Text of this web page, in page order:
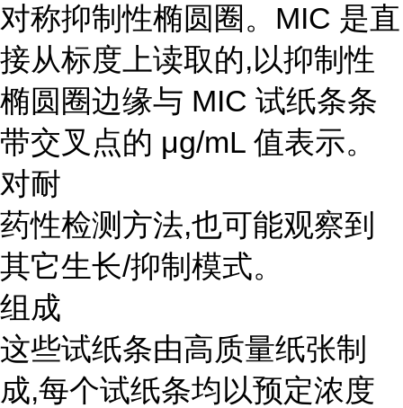
对称抑制性椭圆圈。MIC 是直
接从标度上读取的,以抑制性
椭圆圈边缘与 MIC 试纸条条
带交叉点的 μg/mL 值表示。
对耐
药性检测方法,也可能观察到
其它生长/抑制模式。
组成
这些试纸条由高质量纸张制
成,每个试纸条均以预定浓度